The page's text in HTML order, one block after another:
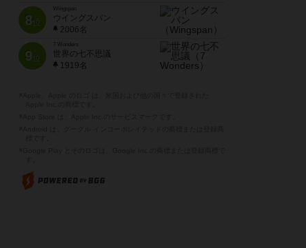
8位
Wingspan
ウイングスパン
2006名
9位
7 Wonders
世界の七不思議
1919名